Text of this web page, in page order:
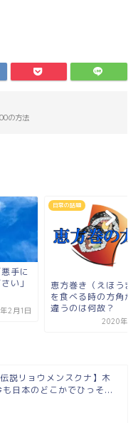
の方法
まき）
が毎年
日常の話題
アマゾンが日本
れまでの経緯を
ま...
2019年
説リョウメンスクナ】木
日本のどこかでひっそ...